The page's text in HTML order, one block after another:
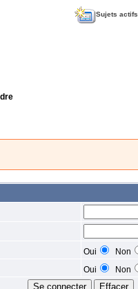
Sujets actifs
Oui
Non
Oui Non